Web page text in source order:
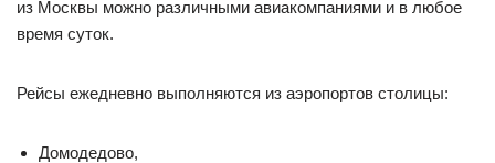
из Москвы можно различными авиакомпаниями и в любое
время суток.
Рейсы ежедневно выполняются из аэропортов столицы:
Домодедово,